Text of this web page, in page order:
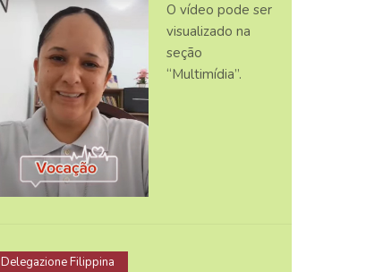
O vídeo pode ser
visualizado na
seção
“Multimídia”.
Delegazione Filippina